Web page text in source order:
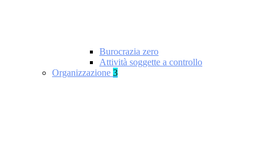
Burocrazia zero
Attività soggette a controllo
Organizzazione 3